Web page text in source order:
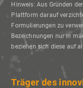
Hinweis: Aus Gründen
Plattform darauf
Formulierungen zu
Bezeichnungen nur in
beziehen sich diese auf
Träger des